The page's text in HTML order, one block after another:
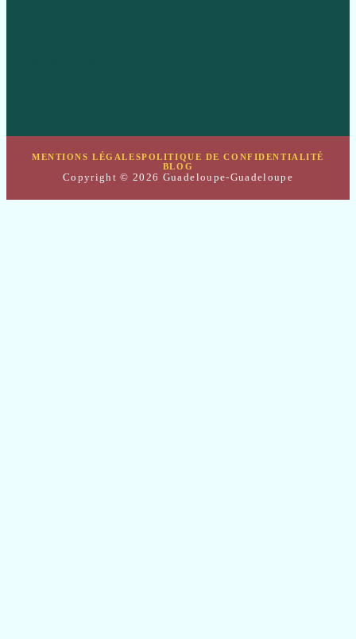
MENTIONS LÉGALESPOLITIQUE DE CONFIDENTIALITÉ
BLOG
Copyright © 2026 Guadeloupe-Guadeloupe